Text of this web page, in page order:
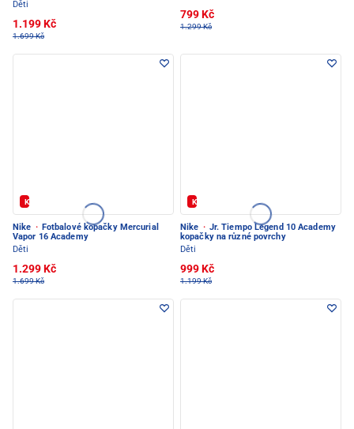
Děti
1.199 Kč
1.699 Kč
799 Kč
1.299 Kč
Kód: FOTBAL20
Nike · Fotbalové kopačky Mercurial
Vapor 16 Academy
Děti
1.299 Kč
1.699 Kč
Kód: FOTBAL20
Nike · Jr. Tiempo Legend 10 Academy
kopačky na různé povrchy
Děti
999 Kč
1.199 Kč